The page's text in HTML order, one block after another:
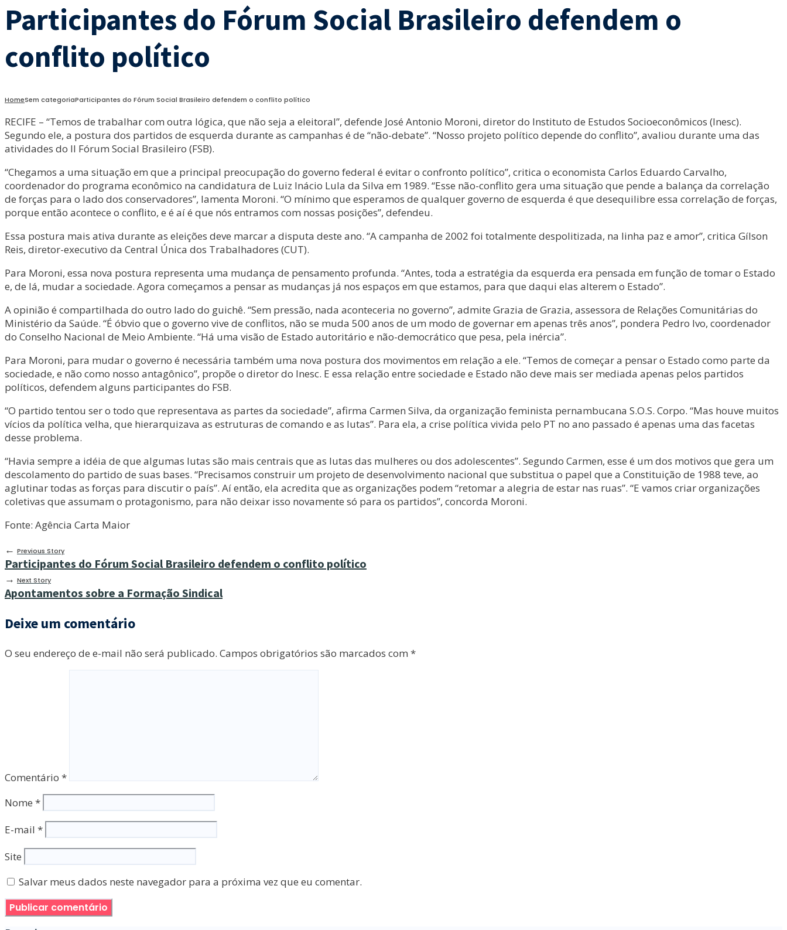
Participantes do Fórum Social Brasileiro defendem o
conflito político
HomeSem categoriaParticipantes do Fórum Social Brasileiro defendem o conflito político
RECIFE – “Temos de trabalhar com outra lógica, que não seja a eleitoral”, defende José Antonio Moroni, diretor do Instituto de Estudos Socioeconômicos (Inesc).
Segundo ele, a postura dos partidos de esquerda durante as campanhas é de “não-debate”. “Nosso projeto político depende do conflito”, avaliou durante uma das
atividades do II Fórum Social Brasileiro (FSB).
“Chegamos a uma situação em que a principal preocupação do governo federal é evitar o confronto político”, critica o economista Carlos Eduardo Carvalho,
coordenador do programa econômico na candidatura de Luiz Inácio Lula da Silva em 1989. “Esse não-conflito gera uma situação que pende a balança da correlação
de forças para o lado dos conservadores”, lamenta Moroni. “O mínimo que esperamos de qualquer governo de esquerda é que desequilibre essa correlação de forças,
porque então acontece o conflito, e é aí é que nós entramos com nossas posições”, defendeu.
Essa postura mais ativa durante as eleições deve marcar a disputa deste ano. “A campanha de 2002 foi totalmente despolitizada, na linha paz e amor”, critica Gílson
Reis, diretor-executivo da Central Única dos Trabalhadores (CUT).
Para Moroni, essa nova postura representa uma mudança de pensamento profunda. “Antes, toda a estratégia da esquerda era pensada em função de tomar o Estado
e, de lá, mudar a sociedade. Agora começamos a pensar as mudanças já nos espaços em que estamos, para que daqui elas alterem o Estado”.
A opinião é compartilhada do outro lado do guichê. “Sem pressão, nada aconteceria no governo”, admite Grazia de Grazia, assessora de Relações Comunitárias do
Ministério da Saúde. “É óbvio que o governo vive de conflitos, não se muda 500 anos de um modo de governar em apenas três anos”, pondera Pedro Ivo, coordenador
do Conselho Nacional de Meio Ambiente. “Há uma visão de Estado autoritário e não-democrático que pesa, pela inércia”.
Para Moroni, para mudar o governo é necessária também uma nova postura dos movimentos em relação a ele. “Temos de começar a pensar o Estado como parte da
sociedade, e não como nosso antagônico”, propõe o diretor do Inesc. E essa relação entre sociedade e Estado não deve mais ser mediada apenas pelos partidos
políticos, defendem alguns participantes do FSB.
“O partido tentou ser o todo que representava as partes da sociedade”, afirma Carmen Silva, da organização feminista pernambucana S.O.S. Corpo. “Mas houve muitos
vícios da política velha, que hierarquizava as estruturas de comando e as lutas”. Para ela, a crise política vivida pelo PT no ano passado é apenas uma das facetas
desse problema.
“Havia sempre a idéia de que algumas lutas são mais centrais que as lutas das mulheres ou dos adolescentes”. Segundo Carmen, esse é um dos motivos que gera um
descolamento do partido de suas bases. “Precisamos construir um projeto de desenvolvimento nacional que substitua o papel que a Constituição de 1988 teve, ao
aglutinar todas as forças para discutir o país”. Aí então, ela acredita que as organizações podem “retomar a alegria de estar nas ruas”. “E vamos criar organizações
coletivas que assumam o protagonismo, para não deixar isso novamente só para os partidos”, concorda Moroni.
Fonte: Agência Carta Maior
← Previous Story
Participantes do Fórum Social Brasileiro defendem o conflito político
→ Next Story
Apontamentos sobre a Formação Sindical
Deixe um comentário
O seu endereço de e-mail não será publicado. Campos obrigatórios são marcados com *
Comentário *
Nome *
E-mail *
Site
Salvar meus dados neste navegador para a próxima vez que eu comentar.